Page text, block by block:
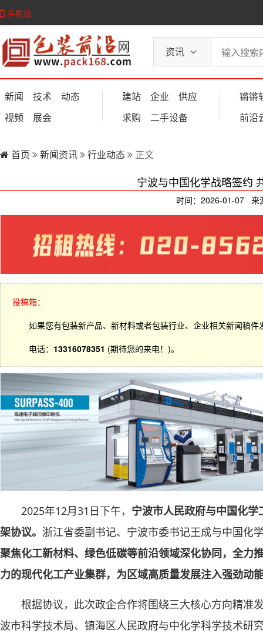
手机版
资讯
新闻 技术
动态
视频
展会
建站 企业
供应
求购
二手设备
锵锵
前沿
首页 新闻资讯 行业动态 正文
宁波与中国化学战略签约
时间：2026-01-07 来
投稿箱：
如果您有包装新产品、新材料或者包装行业、企业相关新闻稿
电话： 13316078351 (期待您的来电！)。
2025年12月31日下午， 宁波市人民政府与中国化
架协议。 浙江省委副书记、宁波市委书记王成与中国化
聚焦化工新材料、绿色低碳等前沿领域深化协同，全力
力的现代化工产业集群，为区域高质量发展注入强劲动
根据协议，此次政企合作将围绕三大核心方向精准
波市科学技术局、镇海区人民政府与中化学科学技术研